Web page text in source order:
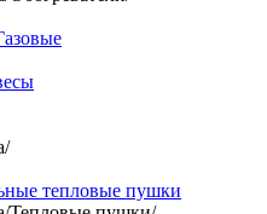
/
тепловые пушки